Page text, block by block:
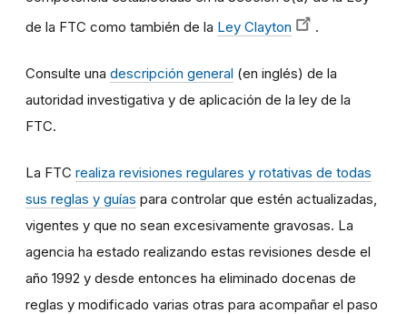
de la FTC como también de la Ley Clayton .
Consulte una descripción general (en inglés) de la
autoridad investigativa y de aplicación de la ley de la
FTC.
La FTC realiza revisiones regulares y rotativas de todas
sus reglas y guías para controlar que estén actualizadas,
vigentes y que no sean excesivamente gravosas. La
agencia ha estado realizando estas revisiones desde el
año 1992 y desde entonces ha eliminado docenas de
reglas y modificado varias otras para acompañar el paso